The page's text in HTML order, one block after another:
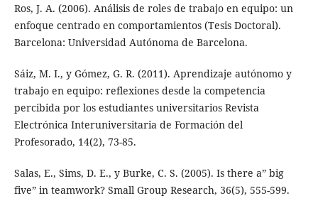
Ros, J. A. (2006). Análisis de roles de trabajo en equipo: un
enfoque centrado en comportamientos (Tesis Doctoral).
Barcelona: Universidad Autónoma de Barcelona.
Sáiz, M. I., y Gómez, G. R. (2011). Aprendizaje autónomo y
trabajo en equipo: reflexiones desde la competencia
percibida por los estudiantes universitarios Revista
Electrónica Interuniversitaria de Formación del
Profesorado, 14(2), 73-85.
Salas, E., Sims, D. E., y Burke, C. S. (2005). Is there a” big
five” in teamwork? Small Group Research, 36(5), 555-599.